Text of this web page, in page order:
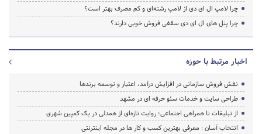
چرا لامپ ال ای دی از لامپ رشته‌ای و کم مصرف بهتر است؟
چرا پنل های ال ای دی سقفی فروش خوبی دارند؟
اخبار مرتبط با حوزه
نقش فروش سازمانی در افزایش درآمد، اعتبار و توسعه برندها
طراحی سایت و خدمات سئو حرفه ای در مشهد
از تبلیغات تا همراهی اجتماعی؛ روایت تازه‌ای از همدلی در یک کمپین شهری
انتخاب آسان : معرفی بهترین کسب و کار ها در مجله اینترنتی